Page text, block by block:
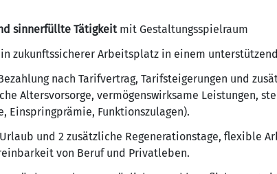
sinnerfüllte Tätigkeitmit Gestaltungsspielraum
zukunftssicherer Arbeitsplatz in einem
nach Tarifvertrag, Tarifsteigerungen und
Altersvorsorge, vermögenswirksame Leistungen,
Einspringprämie, Funktionszulagen).
Urlaub und 2 zusätzliche Regenerationstage, flexible
von Beruf und Privatleben.